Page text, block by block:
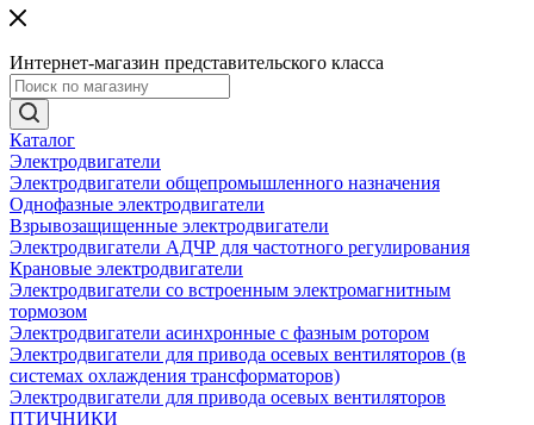
Интернет-магазин представительского класса
Каталог
Электродвигатели
Электродвигатели общепромышленного назначения
Однофазные электродвигатели
Взрывозащищенные электродвигатели
Электродвигатели АДЧР для частотного регулирования
Крановые электродвигатели
Электродвигатели со встроенным электромагнитным
тормозом
Электродвигатели асинхронные с фазным ротором
Электродвигатели для привода осевых вентиляторов (в
системах охлаждения трансформаторов)
Электродвигатели для привода осевых вентиляторов
ПТИЧНИКИ